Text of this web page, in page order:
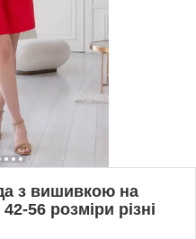
з вишивкою на
56 розміри різні